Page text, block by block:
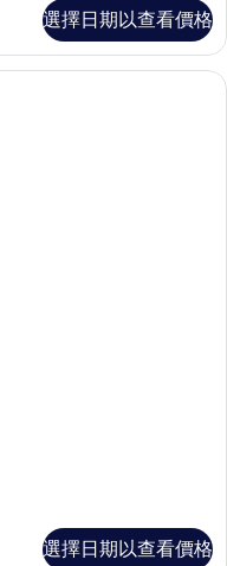
選擇日期以查看價格
選擇日期以查看價格